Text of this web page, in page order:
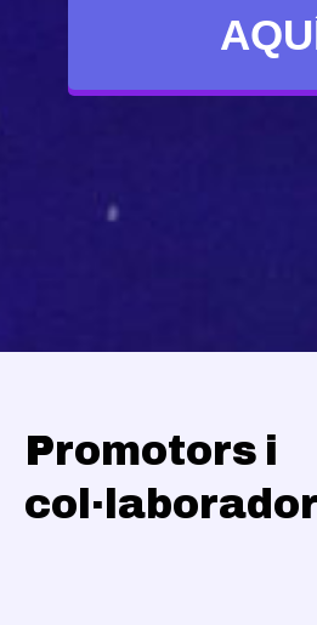
Promotors i